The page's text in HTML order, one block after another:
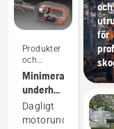
Produkter
och
innovationer
Minimera
underhållet
av
elutrustning
Dagligt
motorunderhåll
och
för